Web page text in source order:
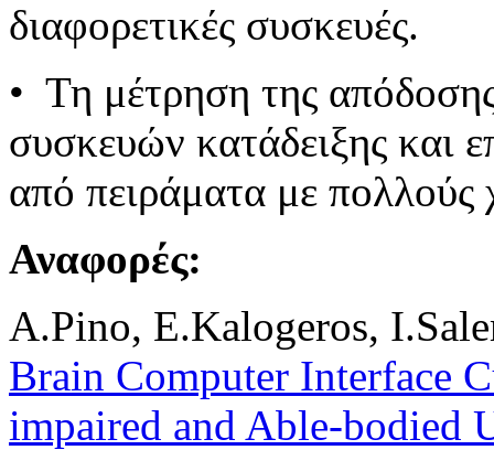
διαφορετικές συσκευές.
• Τη μέτρηση της
συσκευών κατάδειξης και
από πειράματα με πολλούς
Αναφορές:
A.Pino, E.Kalogeros,
Brain Computer Interface
impaired and Able-bodied